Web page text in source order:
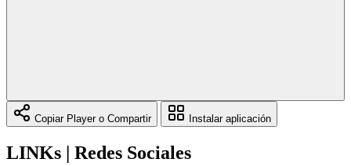
Copiar Player o Compartir Instalar aplicación
LINKs | Redes Sociales